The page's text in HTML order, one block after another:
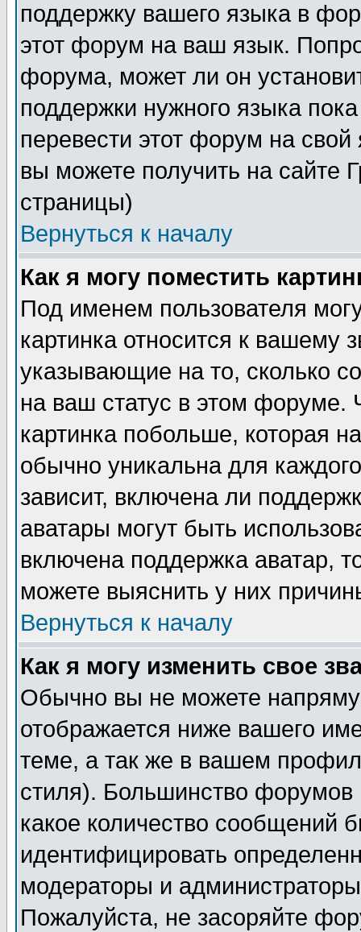
поддержку вашего языка в
этот форум на ваш язык.
форума, может ли он
поддержки нужного языка
перевести этот форум на
вы можете получить на сайте
страницы)
Вернуться к началу
Как я могу поместить
Под именем пользователя
картинка относится к вашему
указывающие на то, сколько
на ваш статус в этом форуме.
картинка побольше, которая
обычно уникальна для
зависит, включена ли
аватары могут быть
включена поддержка аватар,
можете выяснить у них
Вернуться к началу
Как я могу изменить свое
Обычно вы не можете
отображается ниже вашего
теме, а так же в вашем
стиля). Большинство форумов
какое количество сообщений
идентифицировать
модераторы и
Пожалуйста, не засоряйте